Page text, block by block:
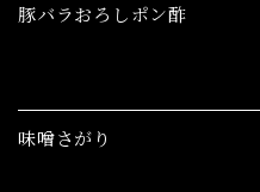
豚バラおろしポン酢
味噌さがり